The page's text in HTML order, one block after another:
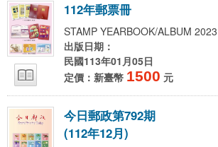
112年郵票冊
STAMP YEARBOOK/ALBUM 2023
出版日期：
民國113年01月05日
定價：新臺幣 1500 元
今日郵政第792期
(112年12月)